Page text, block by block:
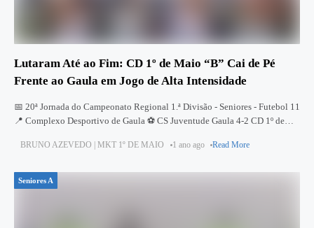
Lutaram Até ao Fim: CD 1º de Maio “B” Cai de Pé
Frente ao Gaula em Jogo de Alta Intensidade
📅 20ª Jornada do Campeonato Regional 1.ª Divisão - Seniores - Futebol 11
📍 Complexo Desportivo de Gaula ⚽ CS Juventude Gaula 4-2 CD 1º de
BRUNO AZEVEDO | MKT 1º DE MAIO 1 ano ago Read More
Seniores A